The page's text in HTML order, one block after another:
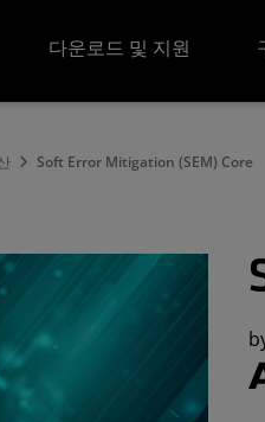
다운로드 및 지원
Soft Error Mitigation (SEM) Core